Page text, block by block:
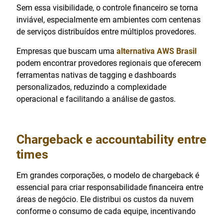
Sem essa visibilidade, o controle financeiro se torna
inviável, especialmente em ambientes com centenas
de serviços distribuídos entre múltiplos provedores.
Empresas que buscam uma alternativa AWS Brasil
podem encontrar provedores regionais que oferecem
ferramentas nativas de tagging e dashboards
personalizados, reduzindo a complexidade
operacional e facilitando a análise de gastos.
Chargeback e accountability entre
times
Em grandes corporações, o modelo de chargeback é
essencial para criar responsabilidade financeira entre
áreas de negócio. Ele distribui os custos da nuvem
conforme o consumo de cada equipe, incentivando